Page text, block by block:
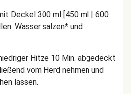
Deckel 300 ml [450 ml | 600
Wasser salzen* und
Hitze 10 Min. abgedeckt
vom Herd nehmen und
lassen.